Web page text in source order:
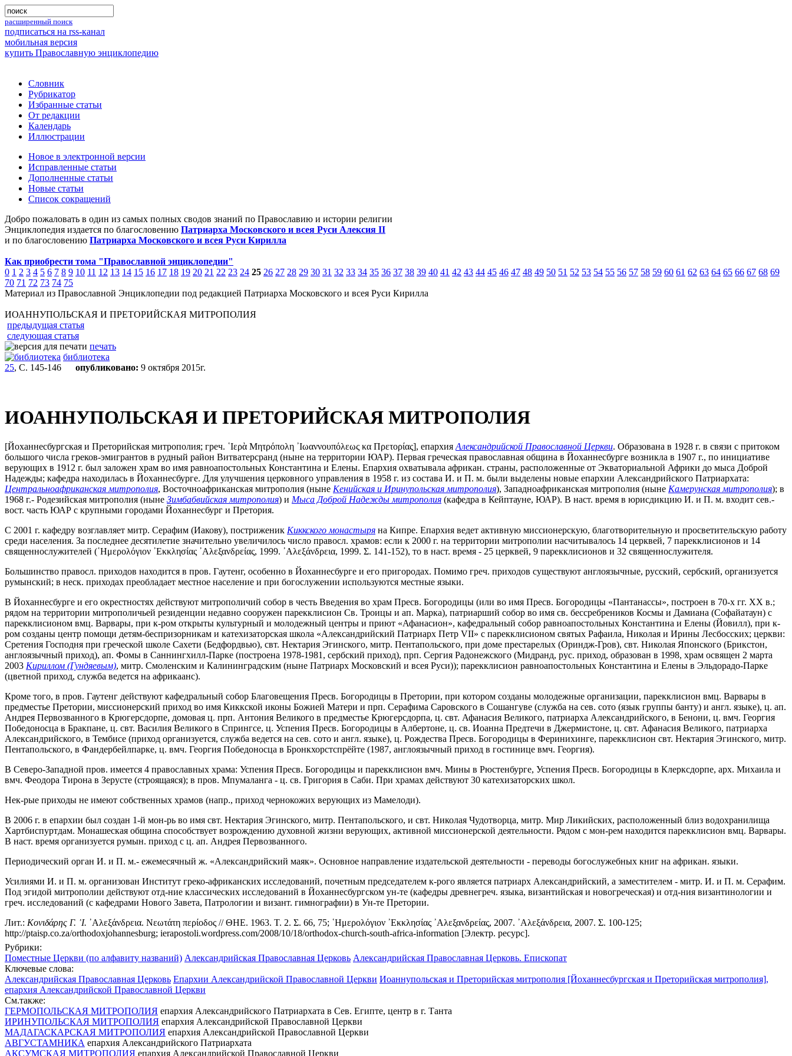
расширенный поиск
подписаться на rss-канал
мобильная версия
купить Православную энциклопедию
Словник
Рубрикатор
Избранные статьи
От редакции
Календарь
Иллюстрации
Новое в электронной версии
Исправленные статьи
Дополненные статьи
Новые статьи
Список сокращений
Добро пожаловать в один из самых полных сводов знаний по Православию и истории религии
Энциклопедия издается по благословению Патриарха Московского и всея Руси Алексия II
и по благословению Патриарха Московского и всея Руси Кирилла
Как приобрести тома "Православной энциклопедии"
0 1 2 3 4 5 6 7 8 9 10 11 12 13 14 15 16 17 18 19 20 21 22 23 24 25 26 27 28 29 30 31 32 33 34 35 36 37 38 39 40 41 42 43 44 45 46 47 48 49 50 51 52 53 54 55 56 57 58 59 60 61 62 63 64 65 66 67 68 69
70 71 72 73 74 75
Материал из Православной Энциклопедии под редакцией Патриарха Московского и всея Руси Кирилла
ИОАННУПОЛЬСКАЯ И ПРЕТОРИЙСКАЯ МИТРОПОЛИЯ
предыдущая статья
следующая статья
печать
библиотека
25, С. 145-146 опубликовано: 9 октября 2015г.
ИОАННУПОЛЬСКАЯ И ПРЕТОРИЙСКАЯ МИТРОПОЛИЯ
[Йоханнесбургская и Преторийская митрополия; греч. ῾Ιερὰ Μητρόπολη ᾿Ιωαννουπόλεως κα Πρετορίας], епархия Александрийской Православной Церкви. Образована в 1928 г. в связи с притоком
большого числа греков-эмигрантов в рудный район Витватерсранд (ныне на территории ЮАР). Первая греческая православная община в Йоханнесбурге возникла в 1907 г., по инициативе
верующих в 1912 г. был заложен храм во имя равноапостольных Константина и Елены. Епархия охватывала африкан. страны, расположенные от Экваториальной Африки до мыса Доброй
Надежды; кафедра находилась в Йоханнесбурге. Для улучшения церковного управления в 1958 г. из состава И. и П. м. были выделены новые епархии Александрийского Патриархата:
Центральноафриканская митрополия, Восточноафриканская митрополия (ныне Кенийская и Иринупольская митрополия), Западноафриканская митрополия (ныне Камерунская митрополия); в
1968 г.- Родезийская митрополия (ныне Зимбабвийская митрополия) и Мыса Доброй Надежды митрополия (кафедра в Кейптауне, ЮАР). В наст. время в юрисдикцию И. и П. м. входит сев.-
вост. часть ЮАР с крупными городами Йоханнесбург и Претория.
С 2001 г. кафедру возглавляет митр. Серафим (Иакову), постриженик Киккского монастыря на Кипре. Епархия ведет активную миссионерскую, благотворительную и просветительскую работу
среди населения. За последнее десятилетие значительно увеличилось число правосл. храмов: если к 2000 г. на территории митрополии насчитывалось 14 церквей, 7 парекклисионов и 14
священнослужителей (῾Ημερολόγιον ᾿Εκκλησίας ᾿Αλεξανδρείας, 1999. ᾿Αλεξάνδρεια, 1999. Σ. 141-152), то в наст. время - 25 церквей, 9 парекклисионов и 32 священнослужителя.
Большинство правосл. приходов находится в пров. Гаутенг, особенно в Йоханнесбурге и его пригородах. Помимо греч. приходов существуют англоязычные, русский, сербский, организуется
румынский; в неск. приходах преобладает местное население и при богослужении используются местные языки.
В Йоханнесбурге и его окрестностях действуют митрополичий собор в честь Введения во храм Пресв. Богородицы (или во имя Пресв. Богородицы «Пантанассы», построен в 70-х гг. ХХ в.;
рядом на территории митрополичьей резиденции недавно сооружен парекклисион Св. Троицы и ап. Марка), патриарший собор во имя св. бессребреников Космы и Дамиана (Софайатаун) с
парекклисионом вмц. Варвары, при к-ром открыты культурный и молодежный центры и приют «Афанасион», кафедральный собор равноапостольных Константина и Елены (Йовилл), при к-
ром созданы центр помощи детям-беспризорникам и катехизаторская школа «Александрийский Патриарх Петр VII» с парекклисионом святых Рафаила, Николая и Ирины Лесбосских; церкви:
Сретения Господня при греческой школе Сахети (Бедфордвью), свт. Нектария Эгинского, митр. Пентапольского, при доме престарелых (Ориндж-Гров), свт. Николая Японского (Брикстон,
англоязычный приход), ап. Фомы в Саннингхилл-Парке (построена 1978-1981, сербский приход), прп. Сергия Радонежского (Мидранд, рус. приход, образован в 1998, храм освящен 2 марта
2003 Кириллом (Гундяевым), митр. Смоленским и Калининградским (ныне Патриарх Московский и всея Руси)); парекклисион равноапостольных Константина и Елены в Эльдорадо-Парке
(цветной приход, служба ведется на африкаанс).
Кроме того, в пров. Гаутенг действуют кафедральный собор Благовещения Пресв. Богородицы в Претории, при котором созданы молодежные организации, парекклисион вмц. Варвары в
предместье Претории, миссионерский приход во имя Киккской иконы Божией Матери и прп. Серафима Саровского в Сошангуве (служба на сев. сото (язык группы банту) и англ. языке), ц. ап.
Андрея Первозванного в Крюгерсдорпе, домовая ц. прп. Антония Великого в предместье Крюгерсдорпа, ц. свт. Афанасия Великого, патриарха Александрийского, в Бенони, ц. вмч. Георгия
Победоносца в Бракпане, ц. свт. Василия Великого в Спрингсе, ц. Успения Пресв. Богородицы в Албертоне, ц. св. Иоанна Предтечи в Джермистоне, ц. свт. Афанасия Великого, патриарха
Александрийского, в Тембисе (приход организуется, служба ведется на сев. сото и англ. языке), ц. Рождества Пресв. Богородицы в Феринихинге, парекклисион свт. Нектария Эгинского, митр.
Пентапольского, в Фандербейлпарке, ц. вмч. Георгия Победоносца в Бронкхорстспрёйте (1987, англоязычный приход в гостинице вмч. Георгия).
В Северо-Западной пров. имеется 4 православных храма: Успения Пресв. Богородицы и парекклисион вмч. Мины в Рюстенбурге, Успения Пресв. Богородицы в Клерксдорпе, арх. Михаила и
вмч. Феодора Тирона в Зерусте (строящаяся); в пров. Мпумаланга - ц. св. Григория в Саби. При храмах действуют 30 катехизаторских школ.
Нек-рые приходы не имеют собственных храмов (напр., приход чернокожих верующих из Мамелоди).
В 2006 г. в епархии был создан 1-й мон-рь во имя свт. Нектария Эгинского, митр. Пентапольского, и свт. Николая Чудотворца, митр. Мир Ликийских, расположенный близ водохранилища
Хартбиспуртдам. Монашеская община способствует возрождению духовной жизни верующих, активной миссионерской деятельности. Рядом с мон-рем находится парекклисион вмц. Варвары.
В наст. время организуется румын. приход с ц. ап. Андрея Первозванного.
Периодический орган И. и П. м.- ежемесячный ж. «Александрийский маяк». Основное направление издательской деятельности - переводы богослужебных книг на африкан. языки.
Усилиями И. и П. м. организован Институт греко-африканских исследований, почетным председателем к-рого является патриарх Александрийский, а заместителем - митр. И. и П. м. Серафим.
Под эгидой митрополии действуют отд-ние классических исследований в Йоханнесбургском ун-те (кафедры древнегреч. языка, византийская и новогреческая) и отд-ния византинологии и
греч. исследований (с кафедрами Нового Завета, Патрологии и визант. гимнографии) в Ун-те Претории.
Лит.: Κονιδάρης Γ. ᾿Ι. ᾿Αλεξάνδρεια. Νεωτάτη περίοδος // ΘΗΕ. 1963. Τ. 2. Σ. 66, 75; ῾Ημερολόγιον ᾿Εκκλησίας ᾿Αλεξανδρείας, 2007. ᾿Αλεξάνδρεια, 2007. Σ. 100-125;
http://ptaisp.co.za/orthodoxjohannesburg; ierapostoli.wordpress.com/2008/10/18/orthodox-church-south-africa-information [Электр. ресурс].
Рубрики:
Поместные Церкви (по алфавиту названий) Александрийская Православная Церковь Александрийская Православная Церковь. Епископат
Ключевые слова:
Александрийская Православная Церковь Епархии Александрийской Православной Церкви Иоаннупольская и Преторийская митрополия [Йоханнесбургская и Преторийская митрополия],
епархия Александрийской Православной Церкви
См.также:
ГЕРМОПОЛЬСКАЯ МИТРОПОЛИЯ епархия Александрийского Патриархата в Сев. Египте, центр в г. Танта
ИРИНУПОЛЬСКАЯ МИТРОПОЛИЯ епархия Александрийской Православной Церкви
МАДАГАСКАРСКАЯ МИТРОПОЛИЯ епархия Александрийской Православной Церкви
АВГУСТАМНИКА епархия Александрийского Патриархата
АКСУМСКАЯ МИТРОПОЛИЯ епархия Александрийской Православной Церкви